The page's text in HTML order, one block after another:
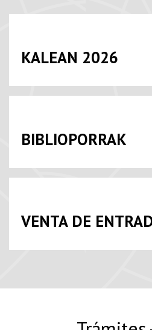
KALEAN 2026
BIBLIOPORRAK
VENTA DE